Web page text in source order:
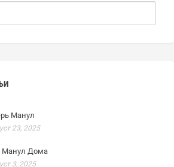
Манул
23, 2025
Манул Дома
3, 2025